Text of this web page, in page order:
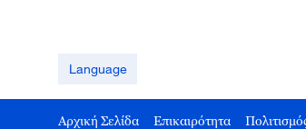
Language
Αρχική Σελίδα Επικαιρότητα